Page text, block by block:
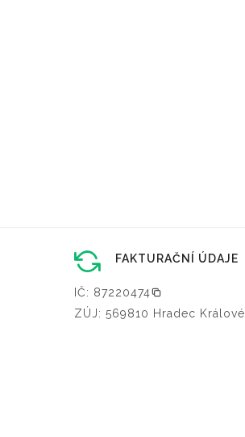
FAKTURAČNÍ ÚDAJE
IČ: 87220474
ZÚJ: 569810 Hradec Králové